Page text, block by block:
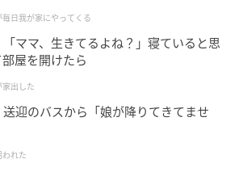
まない…
毎日我が家にやってくる
ママ、生きてるよね？」寝ていると思
部屋を開けたら
家出した
迎のバスから「娘が降りてきてませ
われた